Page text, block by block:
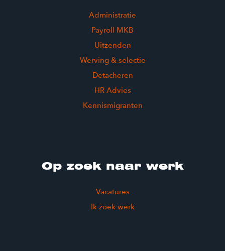
Administratie
Payroll MKB
Uitzenden
Werving & selectie
Detacheren
HR Advies
Kennismigranten
Op zoek naar werk
Vacatures
Ik zoek werk